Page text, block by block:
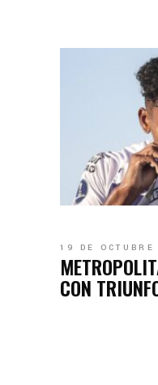
19 DE
CON